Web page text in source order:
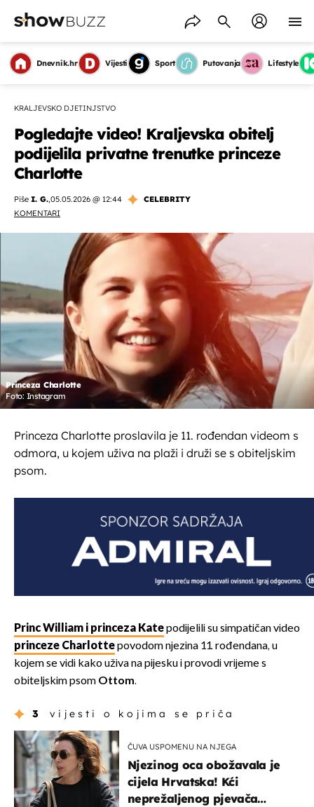
Dnevnik.hr Vijesti Sport Putovanja Lifestyle
KRALJEVSKO DJETINJSTVO
Pogledajte video! Kraljevska obitelj
podijelila privatne trenutke princeze
Charlotte
Piše I. G.,05.05.2026 @ 12:44
CELEBRITY
KOMENTARI
Princeza Charlotte
Foto: Instagram
Princeza Charlotte proslavila je 11. rođendan videom s
odmora, u kojem uživa na plaži i druži se s obiteljskim
psom.
Princ William i princeza Katepodijelili su simpatičan video
princeze Charlottepovodom njezina 11. rođendana, u
kojem se vidi kako uživa na pijesku i provodi vrijeme s
obiteljskim psom Ottom.
3 vijesti o kojima se priča
ČUVA USPOMENU NA NJEGA
Njezinog oca obožavala je
cijela Hrvatska! Kći
neprežaljenog pjevača
OMOGUĆI OBAVIJESTI